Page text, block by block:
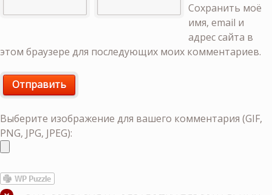
Сохранить моё
имя, email и
адрес сайта в
этом браузере для последующих моих комментариев.
Выберите изображение для вашего комментария (GIF,
PNG, JPG, JPEG):